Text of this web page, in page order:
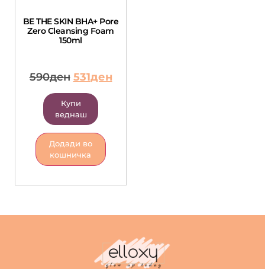
BE THE SKIN BHA+ Pore
Zero Cleansing Foam
150ml
590ден 531ден
Купи
веднаш
Додади во
кошничка